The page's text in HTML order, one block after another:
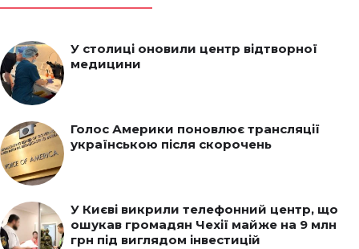
У столиці оновили центр відтворної
медицини
Голос Америки поновлює трансляції
українською після скорочень
У Києві викрили телефонний центр, що
ошукав громадян Чехії майже на 9 млн
грн під виглядом інвестицій